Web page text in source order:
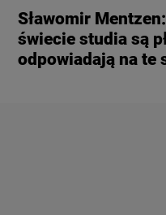
Sławomir
świecie studia są
odpowiadają na te